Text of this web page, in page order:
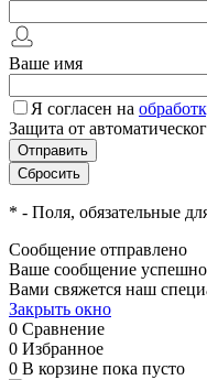
Ваше имя
Я согласен на
Защита от
* - Поля, обязательные
Сообщение отправлено
Ваше сообщение
Вами свяжется наш
Закрыть окно
0 Сравнение
0 Избранное
0 В корзине пока пусто